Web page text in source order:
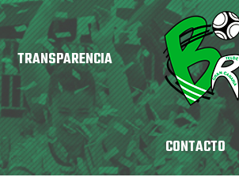
TRANSPARENCIA
CONTACTO